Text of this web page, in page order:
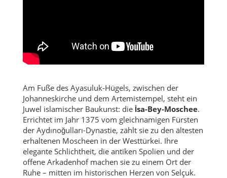
Am Fuße des Ayasuluk-Hügels, zwischen der
Johanneskirche und dem Artemistempel, steht ein
Juwel islamischer Baukunst: die İsa-Bey-Moschee.
Errichtet im Jahr 1375 vom gleichnamigen Fürsten
der Aydınoğulları-Dynastie, zählt sie zu den ältesten
erhaltenen Moscheen in der Westtürkei. Ihre
elegante Schlichtheit, die antiken Spolien und der
offene Arkadenhof machen sie zu einem Ort der
Ruhe – mitten im historischen Herzen von Selçuk.